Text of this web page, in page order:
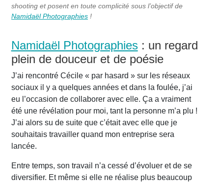
shooting et posent en toute complicité sous l’objectif de
Namidaël Photographies !
Namidaël Photographies: un regard
plein de douceur et de poésie
J’ai rencontré Cécile « par hasard » sur les réseaux
sociaux il y a quelques années et dans la foulée, j’ai
eu l’occasion de collaborer avec elle. Ça a vraiment
été une révélation pour moi, tant la personne m’a plu !
J’ai alors su de suite que c’était avec elle que je
souhaitais travailler quand mon entreprise sera
lancée.
Entre temps, son travail n’a cessé d’évoluer et de se
diversifier. Et même si elle ne réalise plus beaucoup